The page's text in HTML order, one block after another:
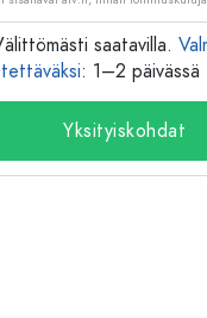
saatavilla.
: 1–2 päivässä
Yksityiskohdat